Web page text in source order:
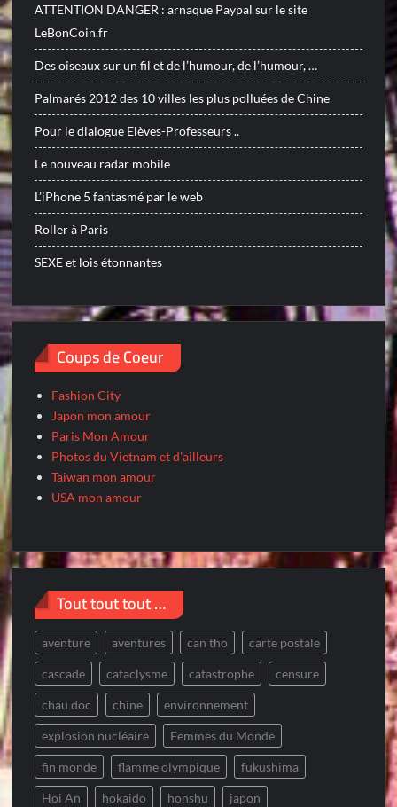
ATTENTION DANGER : arnaque Paypal sur le site
LeBonCoin.fr
Des oiseaux sur un fil et de l’humour, de l’humour, …
Palmarés 2012 des 10 villes les plus polluées de Chine
Pour le dialogue Elèves-Professeurs ..
Le nouveau radar mobile
L’iPhone 5 fantasmé par le web
Roller à Paris
SEXE et lois étonnantes
Coups de Coeur
Fashion City
Japon mon amour
Paris Mon Amour
Photos du Vietnam et d'ailleurs
Taiwan mon amour
USA mon amour
Tout tout tout …
aventure aventures can tho carte postale
cascade cataclysme catastrophe censure
chau doc chine environnement
explosion nucléaire Femmes du Monde
fin monde flamme olympique fukushima
Hoi An hokaido honshu japon